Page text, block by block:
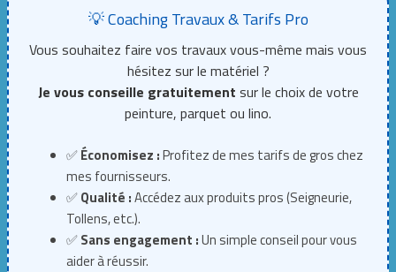
💡 Coaching Travaux & Tarifs Pro
Vous souhaitez faire vos travaux vous-même mais vous
hésitez sur le matériel ?
Je vous conseille gratuitement sur le choix de votre
peinture, parquet ou lino.
✅Économisez :Profitez de mes tarifs de gros chez
mes fournisseurs.
✅Qualité :Accédez aux produits pros (Seigneurie,
Tollens, etc.).
✅Sans engagement :Un simple conseil pour vous
aider à réussir.